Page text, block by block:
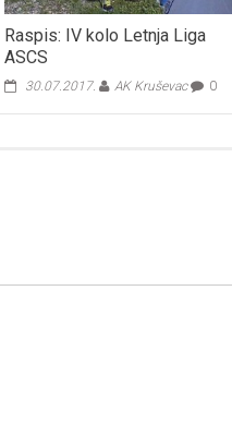
Raspis: IV kolo Letnja Liga
ASCS
30.07.2017. AK Kruševac 0